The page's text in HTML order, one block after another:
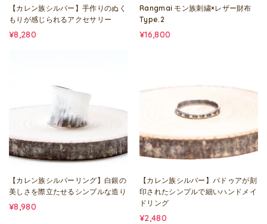
【カレン族シルバー】手作りのぬく
もりが感じられるアクセサリー
¥8,280
Rangmai モン族刺繍×レザー財布
Type.2
¥16,800
【カレン族シルバーリング】白銀の
美しさを際立たせるシンプルな造り
¥8,980
【カレン族シルバー】パドゥアが刻
印されたシンプルで細いハンドメイ
ドリング
¥2,480